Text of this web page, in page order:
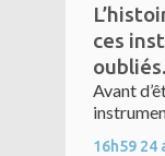
ces
Avant
16h59 24